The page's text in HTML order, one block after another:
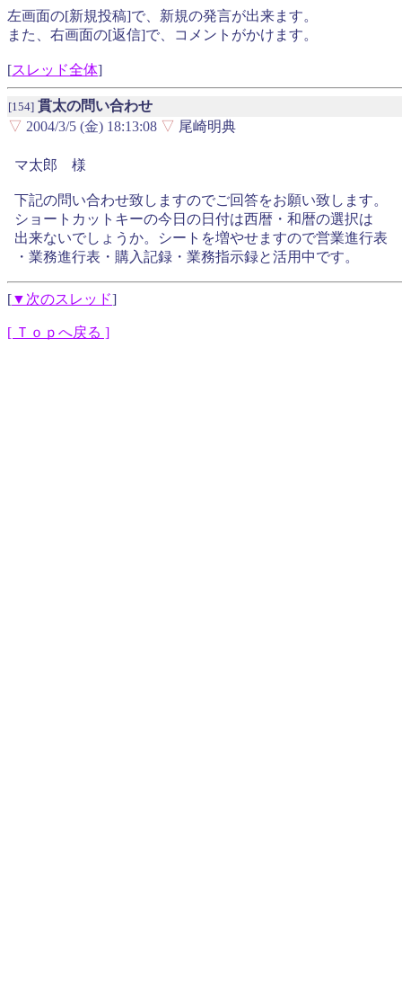
左画面の[新規投稿]で、新規の発言が出来ます。
また、右画面の[返信]で、コメントがかけます。
[スレッド全体]
[154] 貫太の問い合わせ
▽ 2004/3/5 (金) 18:13:08 ▽ 尾崎明典
マ太郎 様
下記の問い合わせ致しますのでご回答をお願い致します。
ショートカットキーの今日の日付は西暦・和暦の選択は
出来ないでしょうか。シートを増やせますので営業進行表
・業務進行表・購入記録・業務指示録と活用中です。
[▼次のスレッド]
[ Ｔｏｐへ戻る ]